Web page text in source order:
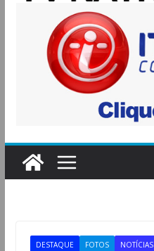
DESTAQUE FOTOS NOTÍCIAS